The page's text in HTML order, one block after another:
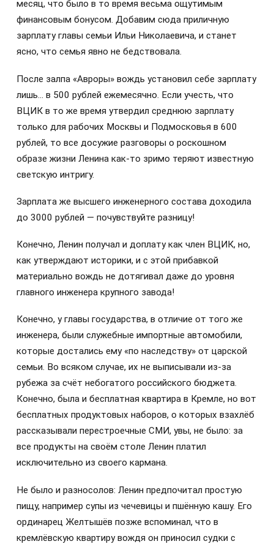
месяц, что было в то время весьма ощутимым
финансовым бонусом. Добавим сюда приличную
зарплату главы семьи Ильи Николаевича, и станет
ясно, что семья явно не бедствовала.
После залпа «Авроры» вождь установил себе зарплату
лишь… в 500 рублей ежемесячно. Если учесть, что
ВЦИК в то же время утвердил среднюю зарплату
только для рабочих Москвы и Подмосковья в 600
рублей, то все досужие разговоры о роскошном
образе жизни Ленина как-то зримо теряют известную
светскую интригу.
Зарплата же высшего инженерного состава доходила
до 3000 рублей — почувствуйте разницу!
Конечно, Ленин получал и доплату как член ВЦИК, но,
как утверждают историки, и с этой прибавкой
материально вождь не дотягивал даже до уровня
главного инженера крупного завода!
Конечно, у главы государства, в отличие от того же
инженера, были служебные импортные автомобили,
которые достались ему «по наследству» от царской
семьи. Во всяком случае, их не выписывали из-за
рубежа за счёт небогатого российского бюджета.
Конечно, была и бесплатная квартира в Кремле, но вот
бесплатных продуктовых наборов, о которых взахлёб
рассказывали перестроечные СМИ, увы, не было: за
все продукты на своём столе Ленин платил
исключительно из своего кармана.
Не было и разносолов: Ленин предпочитал простую
пищу, например супы из чечевицы и пшённую кашу. Его
ординарец Желтышёв позже вспоминал, что в
кремлёвскую квартиру вождя он приносил судки с